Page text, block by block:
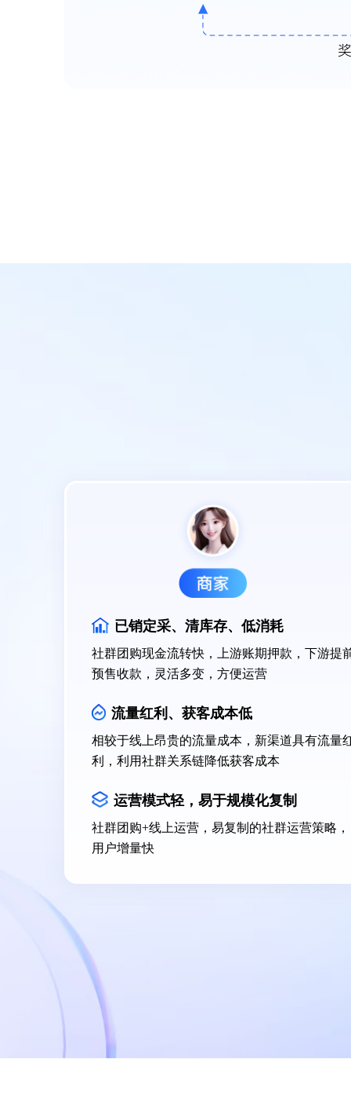
已销定采、清库存、低消耗
社群团购现金流转快，上游账期押款，下游提
预售收款，灵活多变，方便运营
流量红利、获客成本低
相较于线上昂贵的流量成本，新渠道具有流量
利，利用社群关系链降低获客成本
运营模式轻，易于规模化复制
社群团购+线上运营，易复制的社群运营策略，
用户增量快